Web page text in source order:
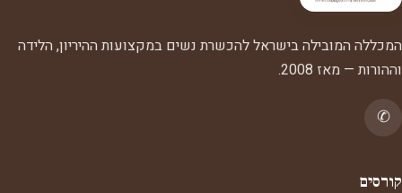
המכללה המובילה בישראל להכשרת נשים במקצועות ההיריון, הלידה
וההורות — מאז 2008.
✆
קורסים